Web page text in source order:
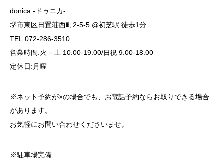
donica -ドゥニカ-
堺市東区日置荘西町2-5-5 @初芝駅 徒歩1分
TEL:072-286-3510
営業時間:火～土 10:00-19:00/日祝 9:00-18:00
定休日:月曜
※ネット予約が×の場合でも、お電話予約ならお取りできる場合
があります。
お気軽にお問い合わせくださいませ。
※駐車場完備